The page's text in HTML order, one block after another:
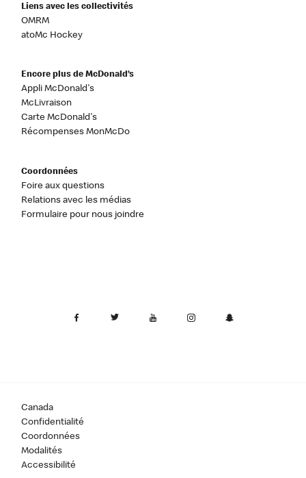
Liens avec les collectivités
OMRM
atoMc Hockey
Encore plus de McDonald’s
Appli McDonald's
McLivraison
Carte McDonald's
Récompenses MonMcDo
Coordonnées
Foire aux questions
Relations avec les médias
Formulaire pour nous joindre
Canada
Confidentialité
Coordonnées
Modalités
Accessibilité